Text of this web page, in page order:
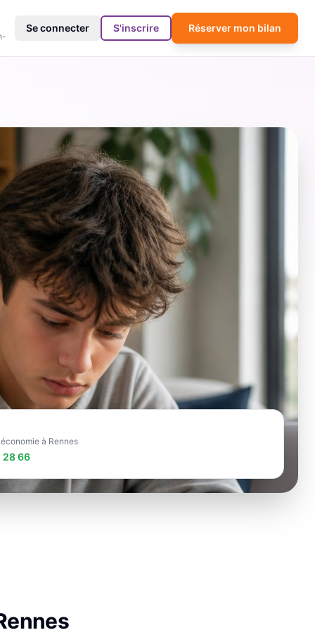
Se connecter S'inscrire Réserver mon bilan
à Rennes
28 66